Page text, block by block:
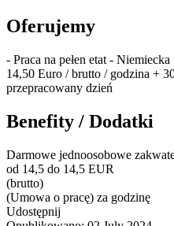
Oferujemy
- Praca na pełen etat -
14,50 Euro / brutto / godzina +
przepracowany dzień
Benefity / Dodatki
Darmowe jednoosobowe
od 14,5 do 14,5 EUR
(brutto)
(Umowa o pracę) za godzinę
Udostępnij